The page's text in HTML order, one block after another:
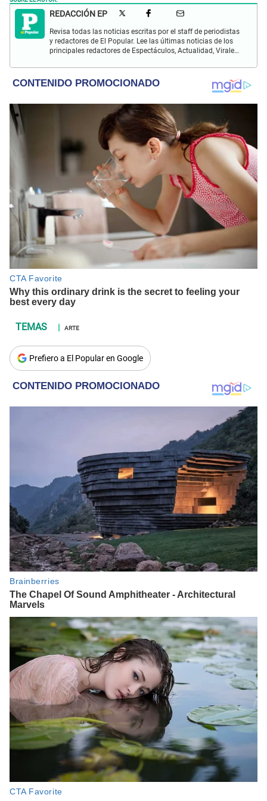
REDACCIÓN EP
Revisa todas las noticias escritas por el staff de periodistas
y redactores de El Popular. Lee las últimas noticias de los
principales redactores de Espectáculos, Actualidad, Virales,
ARTE
Prefiero a El Popular en Google